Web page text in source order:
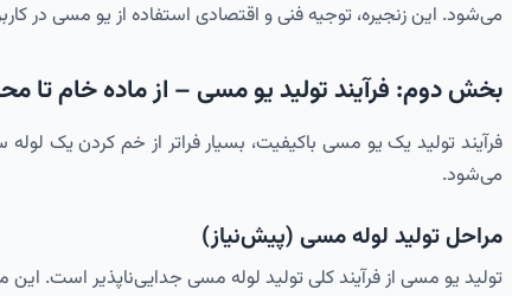
می‌شود. این زنجیره، توجیه فنی و اقتصادی استفاده از یو مسی
بخش دوم: فرآیند تولید یو مسی – از ماده خام تا
فرآیند تولید یک یو مسی باکیفیت، بسیار فراتر از خم کردن یک
می‌شود.
مراحل تولید لوله مسی (پیش‌نیاز)
تولید یو مسی از فرآیند کلی تولید لوله مسی جدایی‌ناپذیر است.